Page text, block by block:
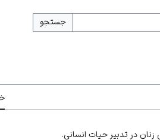
جستجو
در تدبیر حیات انسانی.